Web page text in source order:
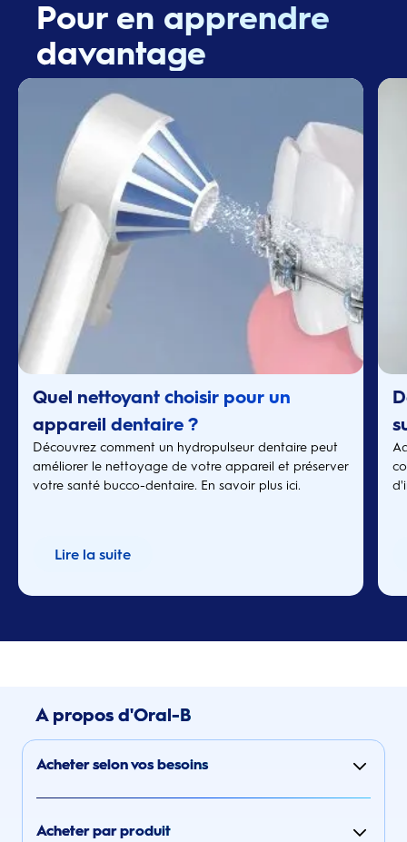
Pour en apprendre
davantage
Quel nettoyant choisir pour un
appareil dentaire ?
Découvrez comment un hydropulseur dentaire peut
améliorer le nettoyage de votre appareil et préserver
votre santé bucco-dentaire. En savoir plus ici.
Lire la suite
B
A propos d'Oral-B
Acheter selon vos besoins
Acheter par produit